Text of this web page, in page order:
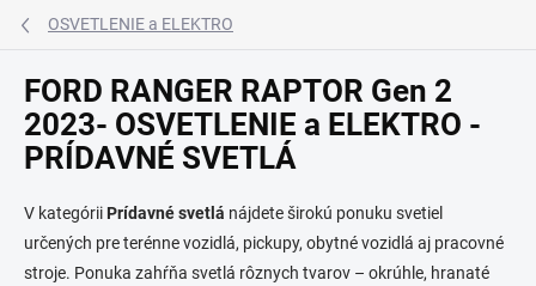
OSVETLENIE a ELEKTRO
FORD RANGER RAPTOR Gen 2
2023- OSVETLENIE a ELEKTRO -
PRÍDAVNÉ SVETLÁ
V kategóriiPrídavné svetlá nájdete širokú ponuku svetiel
určených pre terénne vozidlá, pickupy, obytné vozidlá aj pracovné
stroje. Ponuka zahŕňa svetlá rôznych tvarov – okrúhle, hranaté